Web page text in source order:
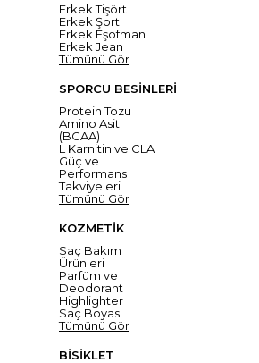
Erkek Tişört
Erkek Şort
Erkek Eşofman
Erkek Jean
Tümünü Gör
SPORCU BESİNLERİ
Protein Tozu
Amino Asit
(BCAA)
L Karnitin ve CLA
Güç ve
Performans
Takviyeleri
Tümünü Gör
KOZMETİK
Saç Bakım
Ürünleri
Parfüm ve
Deodorant
Highlighter
Saç Boyası
Tümünü Gör
BİSİKLET